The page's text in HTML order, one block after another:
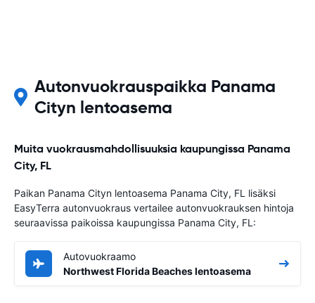
Autonvuokrauspaikka Panama
Cityn lentoasema
Muita vuokrausmahdollisuuksia kaupungissa Panama
City, FL
Paikan Panama Cityn lentoasema Panama City, FL lisäksi
EasyTerra autonvuokraus vertailee autonvuokrauksen hintoja
seuraavissa paikoissa kaupungissa Panama City, FL:
Autovuokraamo
Northwest Florida Beaches lentoasema